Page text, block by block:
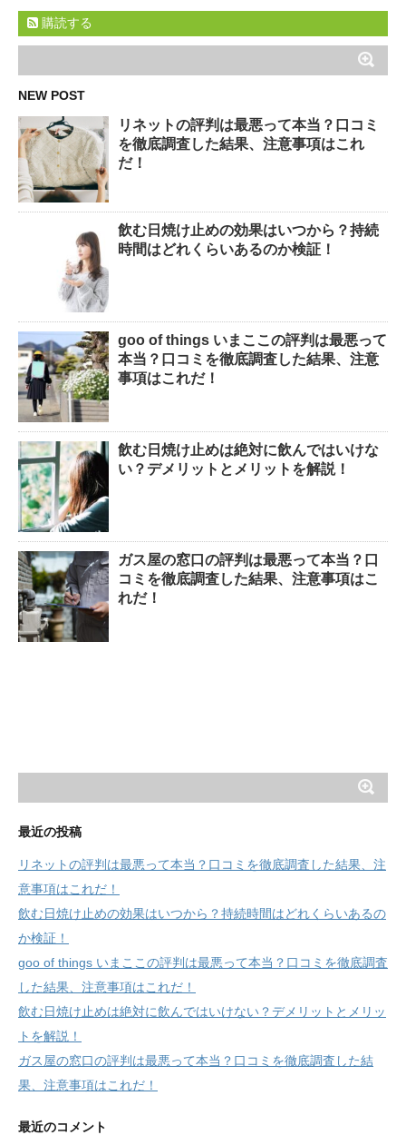
購読する
NEW POST
リネットの評判は最悪って本当？口コミ
を徹底調査した結果、注意事項はこれ
だ！
飲む日焼け止めの効果はいつから？持続
時間はどれくらいあるのか検証！
goo of things いまここの評判は最悪って
本当？口コミを徹底調査した結果、注意
事項はこれだ！
飲む日焼け止めは絶対に飲んではいけな
い？デメリットとメリットを解説！
ガス屋の窓口の評判は最悪って本当？口
コミを徹底調査した結果、注意事項はこ
れだ！
最近の投稿
リネットの評判は最悪って本当？口コミを徹底調査した結果、注
意事項はこれだ！
飲む日焼け止めの効果はいつから？持続時間はどれくらいあるの
か検証！
goo of things いまここの評判は最悪って本当？口コミを徹底調査
した結果、注意事項はこれだ！
飲む日焼け止めは絶対に飲んではいけない？デメリットとメリッ
トを解説！
ガス屋の窓口の評判は最悪って本当？口コミを徹底調査した結
果、注意事項はこれだ！
最近のコメント